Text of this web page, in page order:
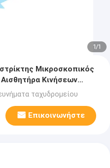
1/1
Μικροσκοπικός
Κινήσεων
ταχυδρομείου
Επικοινωνήστε